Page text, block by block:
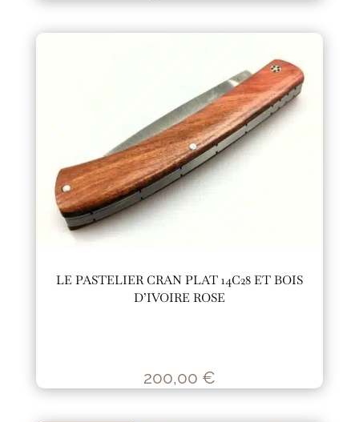
LE PASTELIER CRAN PLAT 14C28 ET BOIS
D’IVOIRE ROSE
200,00 €